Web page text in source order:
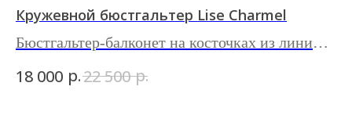
Кружевной бюстгальтер Lise Charmel
Бюстгальтер-балконет на косточках из линии
18 000 р.22 500 р.